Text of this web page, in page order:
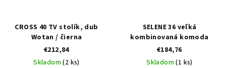
CROSS 40 TV stolík, dub
Wotan / čierna
€212,84
Skladom(2 ks)
SELENE 36 veľká
kombinovaná komoda
€184,76
Skladom(1 ks)